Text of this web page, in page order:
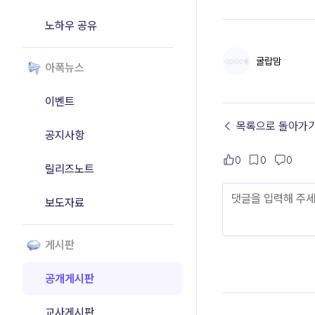
노하우 공유
아폭뉴스
이벤트
공지사항
릴리즈노트
보도자료
게시판
공개게시판
교사게시판
굴랍맘
← 목록으로 돌아가
0 0 0